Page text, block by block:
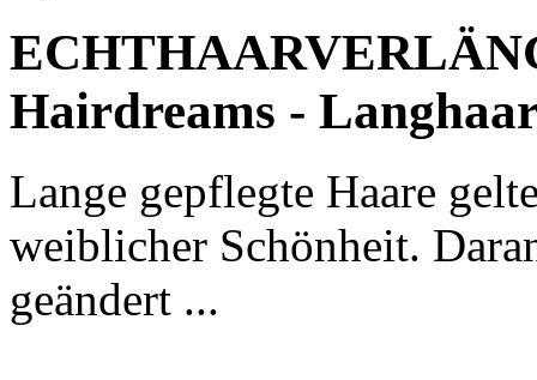
Hairdreams -
Lange gepflegte Haare
weiblicher Schönheit.
geändert ...